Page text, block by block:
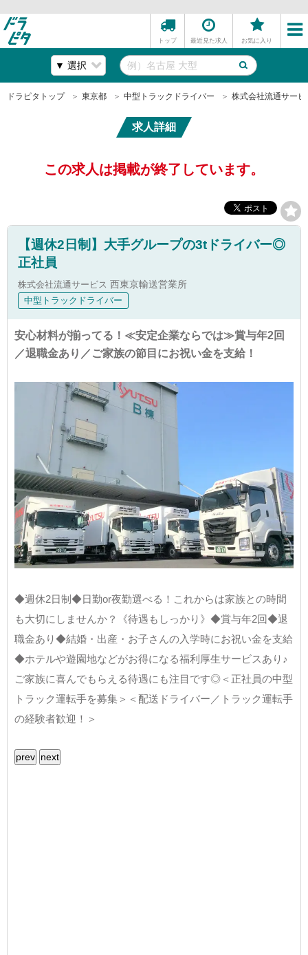
トップ 最近見た求人 お気に入り
ドラピタトップ 東京都 中型トラックドライバー 株式会社流通サービ
求人詳細
この求人は掲載が終了しています。
【週休2日制】大手グループの3tドライバー◎
正社員
株式会社流通サービス 西東京輸送営業所
中型トラックドライバー
安心材料が揃ってる！≪安定企業ならでは≫賞与年2回
／退職金あり／ご家族の節目にお祝い金を支給！
◆週休2日制◆日勤or夜勤選べる！これからは家族との時間
も大切にしませんか？《待遇もしっかり》◆賞与年2回◆退
職金あり◆結婚・出産・お子さんの入学時にお祝い金を支給
◆ホテルや遊園地などがお得になる福利厚生サービスあり♪
ご家族に喜んでもらえる待遇にも注目です◎＜正社員の中型
トラック運転手を募集＞＜配送ドライバー／トラック運転手
の経験者歓迎！＞
prev next